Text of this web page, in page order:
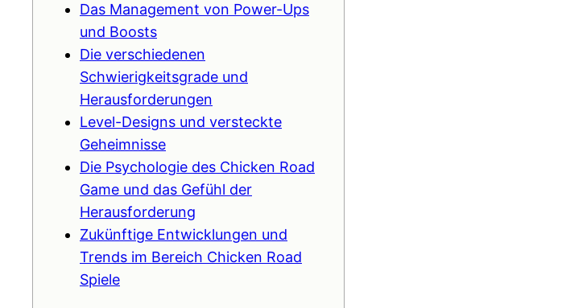
Das Management von Power-Ups
und Boosts
Die verschiedenen
Schwierigkeitsgrade und
Herausforderungen
Level-Designs und versteckte
Geheimnisse
Die Psychologie des Chicken Road
Game und das Gefühl der
Herausforderung
Zukünftige Entwicklungen und
Trends im Bereich Chicken Road
Spiele